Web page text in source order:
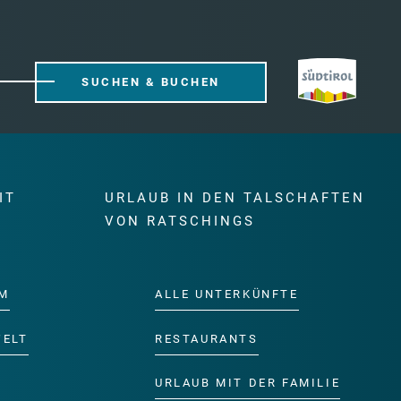
SUCHEN & BUCHEN
URLAUB IN DEN TALSCHAFTEN
VON RATSCHINGS
ALLE UNTERKÜNFTE
RESTAURANTS
URLAUB MIT DER FAMILIE